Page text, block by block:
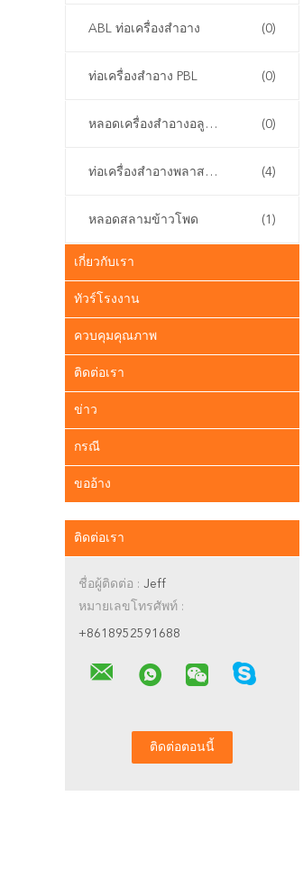
ABL ท่อเครื่องสําอาง (0)
ท่อเครื่องสําอาง PBL (0)
หลอดเครื่องสําอางอลูมิเนียม (0)
ท่อเครื่องสําอางพลาสติก PCR (4)
หลอดสลามข้าวโพด (1)
เกี่ยวกับเรา
ทัวร์โรงงาน
ควบคุมคุณภาพ
ติดต่อเรา
ข่าว
กรณี
ขออ้าง
ติดต่อเรา
ชื่อผู้ติดต่อ : Jeff
หมายเลขโทรศัพท์ :
+8618952591688